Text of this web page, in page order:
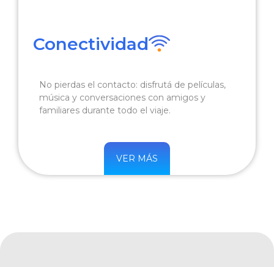
Conectividad
No pierdas el contacto: disfrutá de películas,
música y conversaciones con amigos y
familiares durante todo el viaje.
VER MÁS